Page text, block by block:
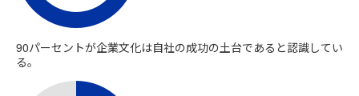
90パーセントが企業文化は自社の成功の土台であると認識してい
る。